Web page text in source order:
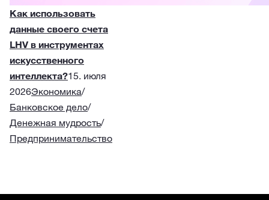
Как использовать
данные своего счета
LHV в инструментах
искусственного
интеллекта?15. июля
2026Экономика/
Банковское дело/
Денежная мудрость/
Предпринимательство